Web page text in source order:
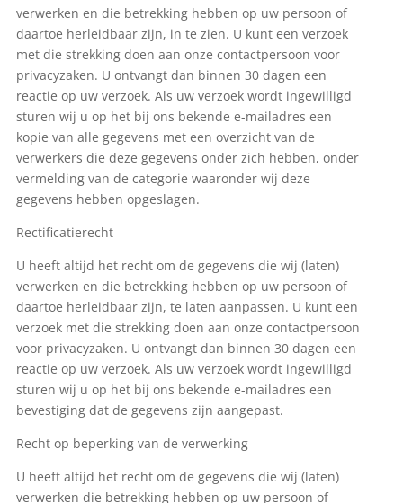
verwerken en die betrekking hebben op uw persoon of
daartoe herleidbaar zijn, in te zien. U kunt een verzoek
met die strekking doen aan onze contactpersoon voor
privacyzaken. U ontvangt dan binnen 30 dagen een
reactie op uw verzoek. Als uw verzoek wordt ingewilligd
sturen wij u op het bij ons bekende e-mailadres een
kopie van alle gegevens met een overzicht van de
verwerkers die deze gegevens onder zich hebben, onder
vermelding van de categorie waaronder wij deze
gegevens hebben opgeslagen.
Rectificatierecht
U heeft altijd het recht om de gegevens die wij (laten)
verwerken en die betrekking hebben op uw persoon of
daartoe herleidbaar zijn, te laten aanpassen. U kunt een
verzoek met die strekking doen aan onze contactpersoon
voor privacyzaken. U ontvangt dan binnen 30 dagen een
reactie op uw verzoek. Als uw verzoek wordt ingewilligd
sturen wij u op het bij ons bekende e-mailadres een
bevestiging dat de gegevens zijn aangepast.
Recht op beperking van de verwerking
U heeft altijd het recht om de gegevens die wij (laten)
verwerken die betrekking hebben op uw persoon of